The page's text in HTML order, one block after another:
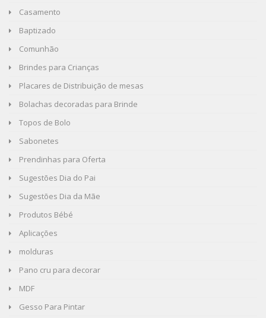
Casamento
Baptizado
Comunhão
Brindes para Crianças
Placares de Distribuição de mesas
Bolachas decoradas para Brinde
Topos de Bolo
Sabonetes
Prendinhas para Oferta
Sugestões Dia do Pai
Sugestões Dia da Mãe
Produtos Bébé
Aplicações
molduras
Pano cru para decorar
MDF
Gesso Para Pintar